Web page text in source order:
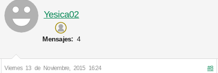
Yesica02
Mensajes: 4
Viernes 13 de Noviembre, 2015 16:24 #8